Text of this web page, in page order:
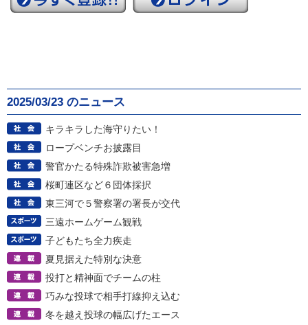
2025/03/23 のニュース
キラキラした海守りたい！
ロープベンチお披露目
警官かたる特殊詐欺被害急増
桜町連区など６団体採択
東三河で５警察署の署長が交代
三遠ホームゲーム観戦
子どもたち全力疾走
夏見据えた特別な決意
投打と精神面でチームの柱
巧みな投球で相手打線抑え込む
冬を越え投球の幅広げたエース